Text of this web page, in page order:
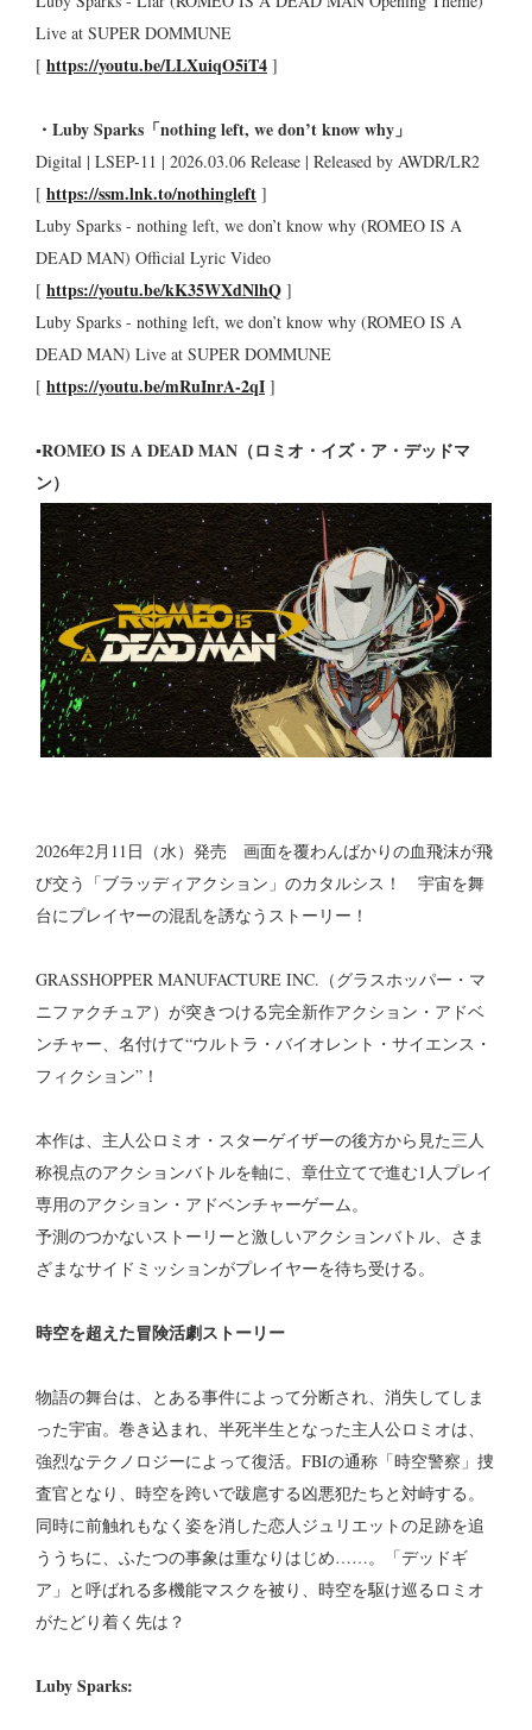
Live at SUPER DOMMUNE
[ https://youtu.be/LLXuiqO5iT4 ]
・Luby Sparks「nothing left, we don’t know why」
Digital | LSEP-11 | 2026.03.06 Release | Released by AWDR/LR2
[ https://ssm.lnk.to/nothingleft ]
Luby Sparks - nothing left, we don’t know why (ROMEO IS A
DEAD MAN) Official Lyric Video
[ https://youtu.be/kK35WXdNlhQ ]
Luby Sparks - nothing left, we don’t know why (ROMEO IS A
DEAD MAN) Live at SUPER DOMMUNE
[ https://youtu.be/mRuInrA-2qI ]
▪︎ROMEO IS A DEAD MAN（ロミオ・イズ・ア・デッドマ
ン）
2026年2月11日（水）発売 画面を覆わんばかりの血飛沫が飛
び交う「ブラッディアクション」のカタルシス！ 宇宙を舞
台にプレイヤーの混乱を誘なうストーリー！
GRASSHOPPER MANUFACTURE INC.（グラスホッパー・マ
ニファクチュア）が突きつける完全新作アクション・アドベ
ンチャー、名付けて“ウルトラ・バイオレント・サイエンス・
フィクション”！
本作は、主人公ロミオ・スターゲイザーの後方から見た三人
称視点のアクションバトルを軸に、章仕立てで進む1人プレイ
専用のアクション・アドベンチャーゲーム。
予測のつかないストーリーと激しいアクションバトル、さま
ざまなサイドミッションがプレイヤーを待ち受ける。
時空を超えた冒険活劇ストーリー
物語の舞台は、とある事件によって分断され、消失してしま
った宇宙。巻き込まれ、半死半生となった主人公ロミオは、
強烈なテクノロジーによって復活。FBIの通称「時空警察」捜
査官となり、時空を跨いで跋扈する凶悪犯たちと対峙する。
同時に前触れもなく姿を消した恋人ジュリエットの足跡を追
ううちに、ふたつの事象は重なりはじめ……。「デッドギ
ア」と呼ばれる多機能マスクを被り、時空を駆け巡るロミオ
がたどり着く先は？
Luby Sparks: